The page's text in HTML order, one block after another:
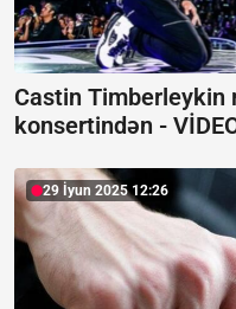
Castin Timberleykin
konsertindən -
29 İyun 2025 12:26